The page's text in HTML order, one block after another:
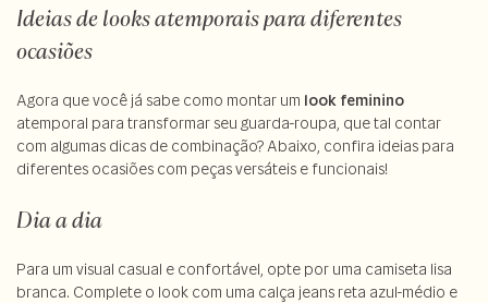
Ideias de looks atemporais para diferentes
ocasiões
Agora que você já sabe como montar um look feminino
atemporal para transformar seu guarda-roupa, que tal contar
com algumas dicas de combinação? Abaixo, confira ideias para
diferentes ocasiões com peças versáteis e funcionais!
Dia a dia
Para um visual casual e confortável, opte por uma camiseta lisa
branca. Complete o look com uma calça jeans reta azul-médio e